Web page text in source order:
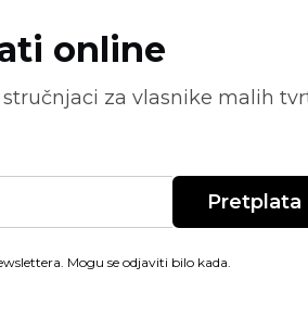
online
stručnjaci za vlasnike malih
Pretplata
Mogu se odjaviti bilo kada.